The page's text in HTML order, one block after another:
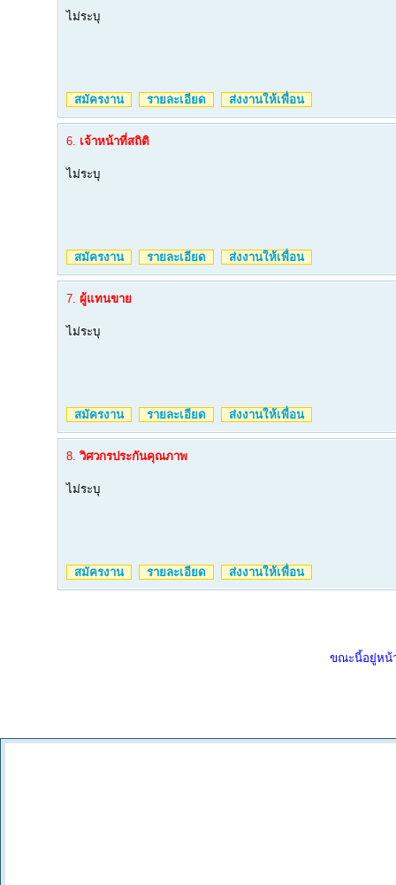
ไม่ระบุ
สมัครงาน รายละเอียด ส่งงานให้เพื่อน
6. เจ้าหน้าที่สถิติ
ไม่ระบุ
สมัครงาน รายละเอียด ส่งงานให้เพื่อน
7. ผู้แทนขาย
ไม่ระบุ
สมัครงาน รายละเอียด ส่งงานให้เพื่อน
8. วิศวกรประกันคุณภาพ
ไม่ระบุ
สมัครงาน รายละเอียด ส่งงานให้เพื่อน
ขณะนี้อยู่ห